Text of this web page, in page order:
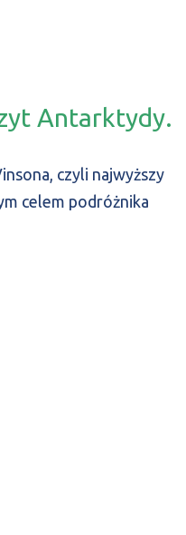
Antarktydy.
czyli najwyższy
celem podróżnika